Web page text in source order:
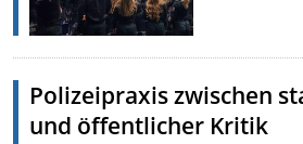
Polizeipraxis zwischen
und öffentlicher Kritik